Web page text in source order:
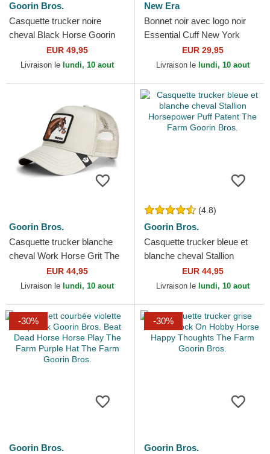
Goorin Bros.
Casquette trucker noire
cheval Black Horse Goorin
EUR 49,95
Livraison le lundi, 10 aout
New Era
Bonnet noir avec logo noir
Essential Cuff New York
Yankees MLB New Era
EUR 29,95
Livraison le lundi, 10 aout
Goorin Bros.
Casquette trucker blanche
cheval Work Horse Grit The
Farm Goorin Bros.
EUR 44,95
Livraison le lundi, 10 aout
(4.8)
Goorin Bros.
Casquette trucker bleue et
blanche cheval Stallion
Horsepower Puff Patent The
Farm Goorin Bros.
EUR 44,95
Livraison le lundi, 10 aout
-30%
Goorin Bros.
-30%
Goorin Bros.